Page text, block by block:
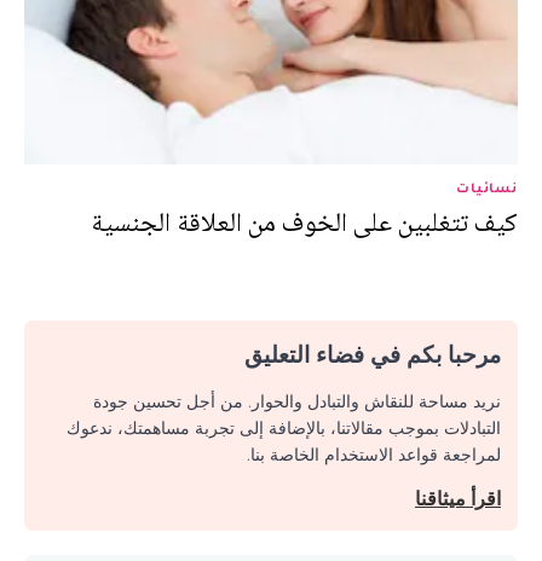
نسائيات
كيف تتغلبين على الخوف من العلاقة الجنسية
مرحبا بكم في فضاء التعليق
نريد مساحة للنقاش والتبادل والحوار. من أجل تحسين جودة
التبادلات بموجب مقالاتنا، بالإضافة إلى تجربة مساهمتك، ندعوك
لمراجعة قواعد الاستخدام الخاصة بنا.
اقرأ ميثاقنا